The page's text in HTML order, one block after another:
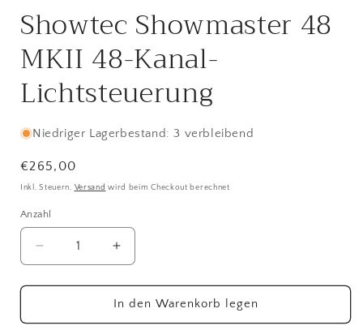
Showtec Showmaster 48
MKII 48-Kanal-
Lichtsteuerung
Niedriger Lagerbestand: 3 verbleibend
Normaler
Preis
€265,00
Inkl. Steuern. Versand wird beim Checkout berechnet
Anzahl
Anzahl
Verringere
die
Menge
Showtec
Erhöhe
die
Menge
für
Showtec
In den Warenkorb legen